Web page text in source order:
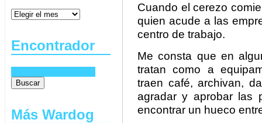
Encontrador
Más Wardog
Cuando el cerezo
quien acude a las
centro de trabajo.
Me consta que en
tratan como a
traen café, archivan,
agradar y aprobar las
encontrar un hueco